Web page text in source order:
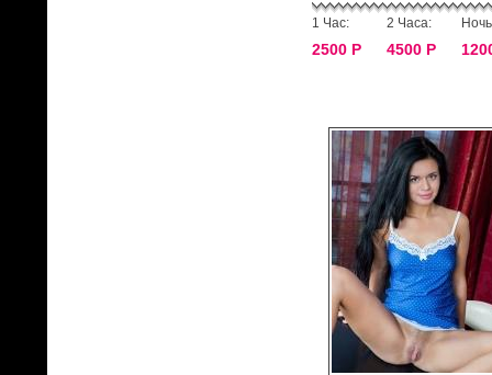
1 Час:
2500 Р
2 Часа:
4500 Р